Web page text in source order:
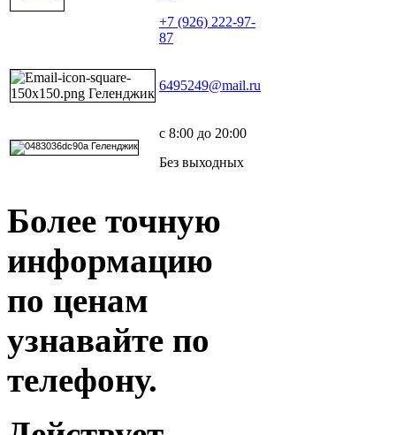
+7 (926) 222-97-
87
6495249@mail.ru
с 8:00 до 20:00
Без выходных
Более точную
информацию
по ценам
узнавайте по
телефону.